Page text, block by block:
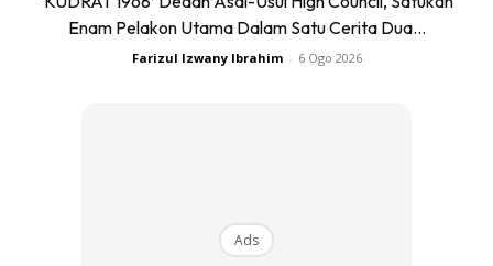
kepada semua peminat yang menyokong saya hinggakan
saya mampu mengangkat obor pada hari ini.”
Ads
Enam Pelakon Utama Dalam Satu Cerita Dua...
Farizul Izwany Ibrahim - 6 Ogo 2026
Ads